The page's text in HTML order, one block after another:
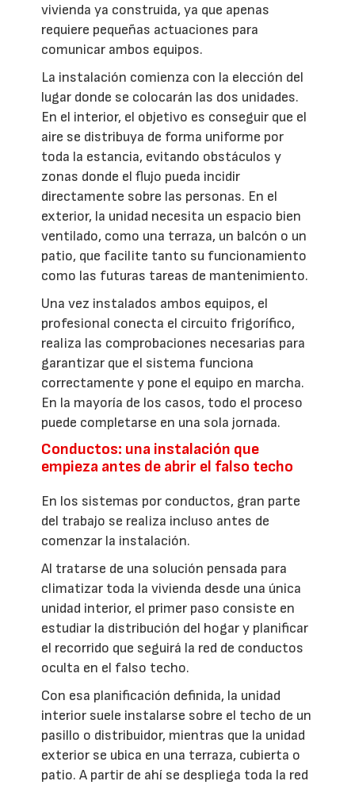
vivienda ya construida, ya que apenas
requiere pequeñas actuaciones para
comunicar ambos equipos.
La instalación comienza con la elección del
lugar donde se colocarán las dos unidades.
En el interior, el objetivo es conseguir que el
aire se distribuya de forma uniforme por
toda la estancia, evitando obstáculos y
zonas donde el flujo pueda incidir
directamente sobre las personas. En el
exterior, la unidad necesita un espacio bien
ventilado, como una terraza, un balcón o un
patio, que facilite tanto su funcionamiento
como las futuras tareas de mantenimiento.
Una vez instalados ambos equipos, el
profesional conecta el circuito frigorífico,
realiza las comprobaciones necesarias para
garantizar que el sistema funciona
correctamente y pone el equipo en marcha.
En la mayoría de los casos, todo el proceso
puede completarse en una sola jornada.
Conductos: una instalación que
empieza antes de abrir el falso techo
En los sistemas por conductos, gran parte
del trabajo se realiza incluso antes de
comenzar la instalación.
Al tratarse de una solución pensada para
climatizar toda la vivienda desde una única
unidad interior, el primer paso consiste en
estudiar la distribución del hogar y planificar
el recorrido que seguirá la red de conductos
oculta en el falso techo.
Con esa planificación definida, la unidad
interior suele instalarse sobre el techo de un
pasillo o distribuidor, mientras que la unidad
exterior se ubica en una terraza, cubierta o
patio. A partir de ahí se despliega toda la red